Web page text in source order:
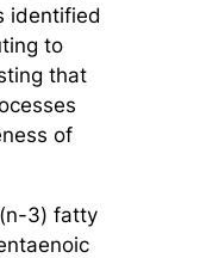
identified
to
that
of
3) fatty